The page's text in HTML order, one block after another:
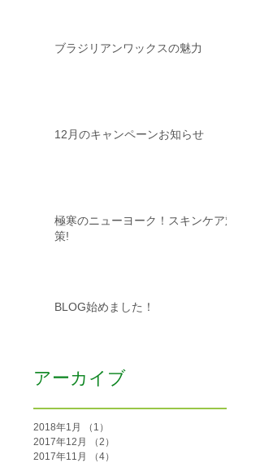
ブラジリアンワックスの魅力
12月のキャンペーンお知らせ
極寒のニューヨーク！スキンケア対
策!
BLOG始めました！
アーカイブ
2018年1月 （1）
2017年12月
（2）
2017年11月
（4）